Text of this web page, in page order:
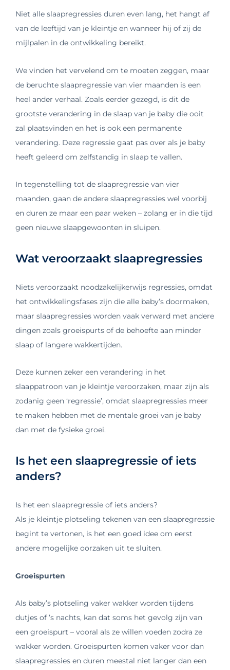
Niet alle slaapregressies duren even lang, het hangt af
van de leeftijd van je kleintje en wanneer hij of zij de
mijlpalen in de ontwikkeling bereikt.
We vinden het vervelend om te moeten zeggen, maar
de beruchte slaapregressie van vier maanden is een
heel ander verhaal. Zoals eerder gezegd, is dit de
grootste verandering in de slaap van je baby die ooit
zal plaatsvinden en het is ook een permanente
verandering. Deze regressie gaat pas over als je baby
heeft geleerd om zelfstandig in slaap te vallen.
In tegenstelling tot de slaapregressie van vier
maanden, gaan de andere slaapregressies wel voorbij
en duren ze maar een paar weken – zolang er in die tijd
geen nieuwe slaapgewoonten in sluipen.
Wat veroorzaakt slaapregressies
Niets veroorzaakt noodzakelijkerwijs regressies, omdat
het ontwikkelingsfases zijn die alle baby’s doormaken,
maar slaapregressies worden vaak verward met andere
dingen zoals groeispurts of de behoefte aan minder
slaap of langere wakkertijden.
Deze kunnen zeker een verandering in het
slaappatroon van je kleintje veroorzaken, maar zijn als
zodanig geen ‘regressie’, omdat slaapregressies meer
te maken hebben met de mentale groei van je baby
dan met de fysieke groei.
Is het een slaapregressie of iets
anders?
Is het een slaapregressie of iets anders?
Als je kleintje plotseling tekenen van een slaapregressie
begint te vertonen, is het een goed idee om eerst
andere mogelijke oorzaken uit te sluiten.
Groeispurten
Als baby’s plotseling vaker wakker worden tijdens
dutjes of ’s nachts, kan dat soms het gevolg zijn van
een groeispurt – vooral als ze willen voeden zodra ze
wakker worden. Groeispurten komen vaker voor dan
slaapregressies en duren meestal niet langer dan een